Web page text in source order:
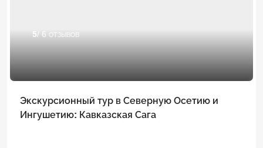
5/ 6 отзывов
Экскурсионный тур в Северную Осетию и
Ингушетию: Кавказская Сага